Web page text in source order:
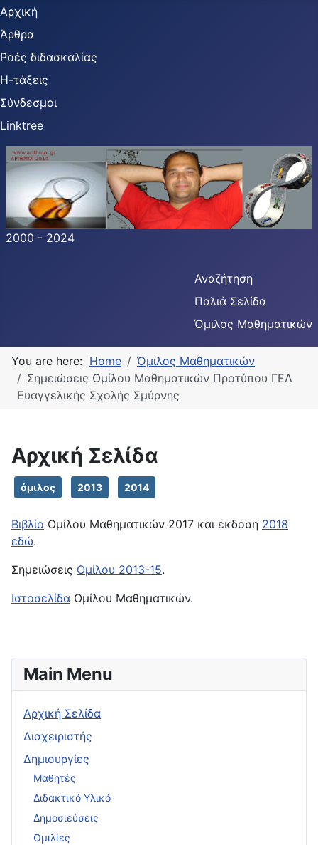
Αρχική
Άρθρα
Ροές διδασκαλίας
Η-τάξεις
Σύνδεσμοι
Linktree
2000 - 2024
Αναζήτηση
Παλιά Σελίδα
Όμιλος Μαθηματικών
You are here: Home
Όμιλος Μαθηματικών
Σημειώσεις Ομίλου Μαθηματικών Προτύπου ΓΕΛ
Ευαγγελικής Σχολής Σμύρνης
Αρχική Σελίδα
όμιλος 2013 2014
Βιβλίο Ομίλου Μαθηματικών 2017 και έκδοση 2018
εδώ.
Σημειώσεις Ομίλου 2013-15.
Ιστοσελίδα Ομίλου Μαθηματικών.
Main Menu
Αρχική Σελίδα
Διαχειριστής
Δημιουργίες
Μαθητές
Διδακτικό Υλικό
Δημοσιεύσεις
Ομιλίες